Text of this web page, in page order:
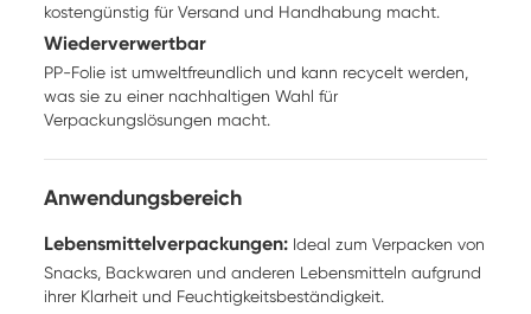
kostengünstig für Versand und Handhabung macht.
Wiederverwertbar
PP-Folie ist umweltfreundlich und kann recycelt werden,
was sie zu einer nachhaltigen Wahl für
Verpackungslösungen macht.
Anwendungsbereich
Lebensmittelverpackungen: Ideal zum Verpacken von
Snacks, Backwaren und anderen Lebensmitteln aufgrund
ihrer Klarheit und Feuchtigkeitsbeständigkeit.